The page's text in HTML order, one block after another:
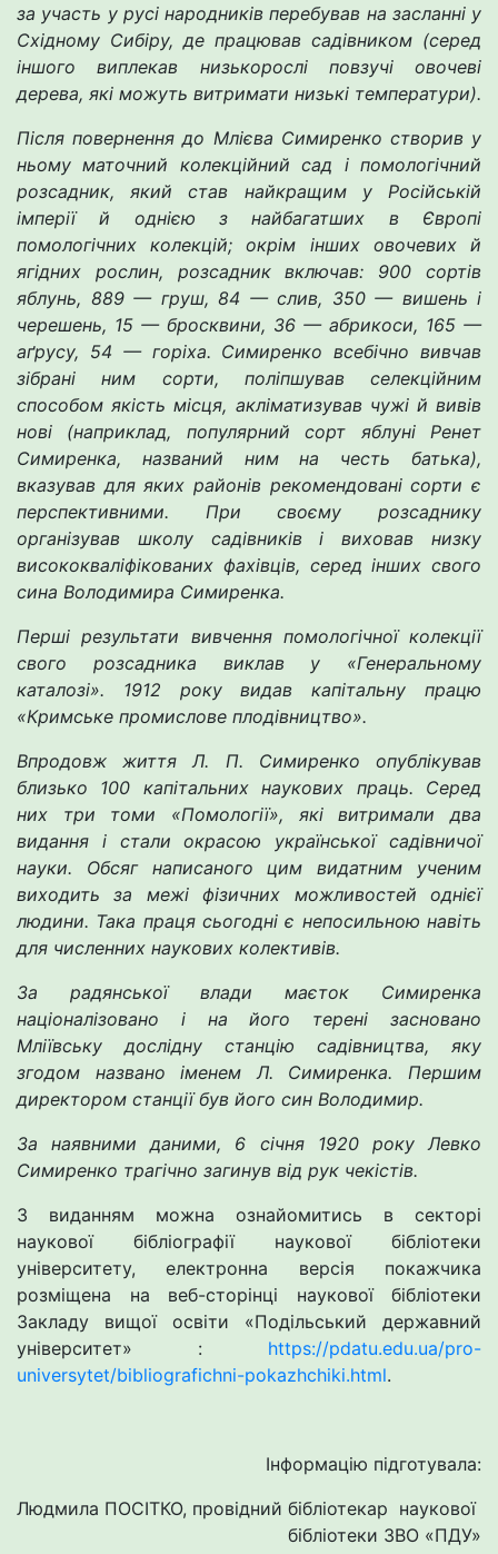
за участь у русі народників перебував на засланні у
Східному Сибіру, де працював садівником (серед
іншого виплекав низькорослі повзучі овочеві
дерева, які можуть витримати низькі температури).
Після повернення до Млієва Симиренко створив у
ньому маточний колекційний сад і помологічний
розсадник, який став найкращим у Російській
імперії й однією з найбагатших в Європі
помологічних колекцій; окрім інших овочевих й
ягідних рослин, розсадник включав: 900 сортів
яблунь, 889 — груш, 84 — слив, 350 — вишень і
черешень, 15 — бросквини, 36 — абрикоси, 165 —
аґрусу, 54 — горіха. Симиренко всебічно вивчав
зібрані ним сорти, поліпшував селекційним
способом якість місця, акліматизував чужі й вивів
нові (наприклад, популярний сорт яблуні Ренет
Симиренка, названий ним на честь батька),
вказував для яких районів рекомендовані сорти є
перспективними. При своєму розсаднику
організував школу садівників і виховав низку
висококваліфікованих фахівців, серед інших свого
сина Володимира Симиренка.
Перші результати вивчення помологічної колекції
свого розсадника виклав у «Генеральному
каталозі». 1912 року видав капітальну працю
«Кримське промислове плодівництво».
Впродовж життя Л. П. Симиренко опублікував
близько 100 капітальних наукових праць. Серед
них три томи «Помології», які витримали два
видання і стали окрасою української садівничої
науки. Обсяг написаного цим видатним ученим
виходить за межі фізичних можливостей однієї
людини. Така праця сьогодні є непосильною навіть
для численних наукових колективів.
За радянської влади маєток Симиренка
націоналізовано і на його терені засновано
Мліївську дослідну станцію садівництва, яку
згодом названо іменем Л. Симиренка. Першим
директором станції був його син Володимир.
За наявними даними, 6 січня 1920 року Левко
Симиренко трагічно загинув від рук чекістів.
З виданням можна ознайомитись в секторі
наукової бібліографії наукової бібліотеки
університету, електронна версія покажчика
розміщена на веб-сторінці наукової бібліотеки
Закладу вищої освіти «Подільський державний
університет» : https://pdatu.edu.ua/pro-
universytet/bibliografichni-pokazhchiki.html.
Інформацію підготувала:
Людмила ПОСІТКО, провідний бібліотекар наукової
бібліотеки ЗВО «ПДУ»